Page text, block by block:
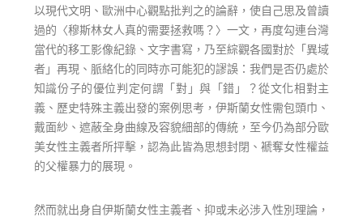
以現代文明、歐洲中心觀點批判之的論辭，使自己思及曾讀
過的〈穆斯林女人真的需要拯救嗎？〉一文，再度勾連台灣
當代的移工影像紀錄、文字書寫，乃至綜觀各國對於「異域
者」再現、脈絡化的同時亦可能犯的謬誤：我們是否仍處於
知識份子的優位判定何謂「對」與「錯」？從文化相對主
義、歷史特殊主義出發的案例思考，伊斯蘭女性需包頭巾、
戴面紗、遮蔽全身曲線及容貌細部的傳統，至今仍為部分歐
美女性主義者所抨擊，認為此皆為思想封閉、褫奪女性權益
的父權暴力的展現。
然而就出身自伊斯蘭女性主義者、抑或未必涉入性別理論，